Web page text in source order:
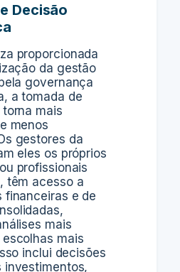
Decisão
proporcionada
da gestão
governança
a tomada de
mais
menos
gestores da
eles os próprios
profissionais
têm acesso a
financeiras e de
mais
mais
inclui decisões
investimentos,